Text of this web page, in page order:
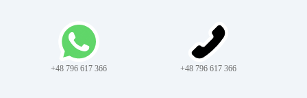
+48 796 617 366 +48 796 617 366